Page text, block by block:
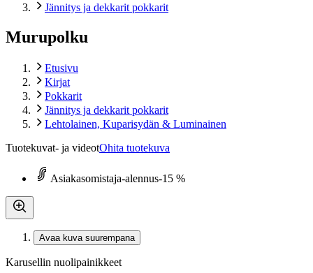
Jännitys ja dekkarit pokkarit
Murupolku
Etusivu
Kirjat
Pokkarit
Jännitys ja dekkarit pokkarit
Lehtolainen, Kuparisydän & Luminainen
Tuotekuvat- ja videotOhita tuotekuva
Asiakasomistaja-alennus-15 %
Avaa kuva suurempana
Karusellin nuolipainikkeet